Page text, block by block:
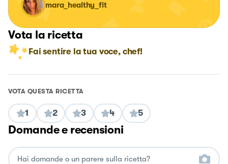
mara_healthy_fit
Vota la ricetta
Fai sentire la tua voce, chef!
VOTA QUESTA RICETTA
1 2 3 4 5
Domande e recensioni